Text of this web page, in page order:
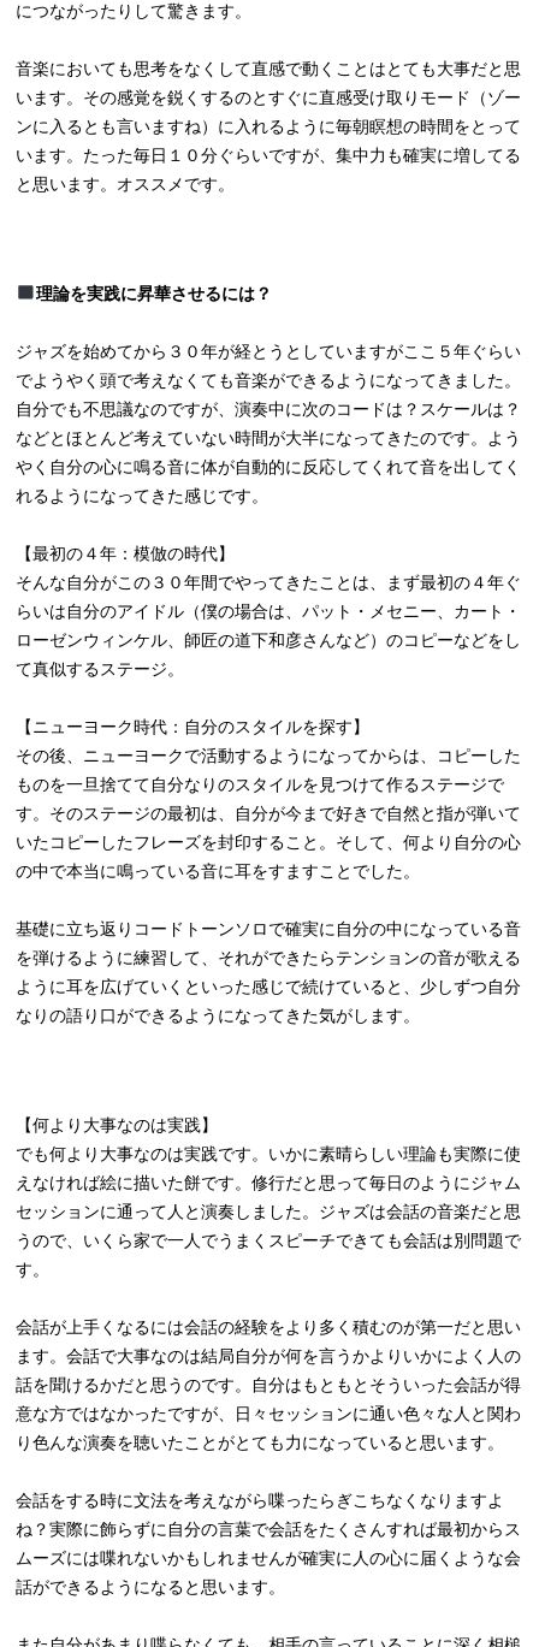
につながったりして驚きます。
音楽においても思考をなくして直感で動くことはとても大事だと思
います。その感覚を鋭くするのとすぐに直感受け取りモード（ゾー
ンに入るとも言いますね）に入れるように毎朝瞑想の時間をとって
います。たった毎日１０分ぐらいですが、集中力も確実に増してる
と思います。オススメです。
理論を実践に昇華させるには？
ジャズを始めてから３０年が経とうとしていますがここ５年ぐらい
でようやく頭で考えなくても音楽ができるようになってきました。
自分でも不思議なのですが、演奏中に次のコードは？スケールは？
などとほとんど考えていない時間が大半になってきたのです。よう
やく自分の心に鳴る音に体が自動的に反応してくれて音を出してく
れるようになってきた感じです。
【最初の４年：模倣の時代】
そんな自分がこの３０年間でやってきたことは、まず最初の４年ぐ
らいは自分のアイドル（僕の場合は、パット・メセニー、カート・
ローゼンウィンケル、師匠の道下和彦さんなど）のコピーなどをし
て真似するステージ。
【ニューヨーク時代：自分のスタイルを探す】
その後、ニューヨークで活動するようになってからは、コピーした
ものを一旦捨てて自分なりのスタイルを見つけて作るステージで
す。そのステージの最初は、自分が今まで好きで自然と指が弾いて
いたコピーしたフレーズを封印すること。そして、何より自分の心
の中で本当に鳴っている音に耳をすますことでした。
基礎に立ち返りコードトーンソロで確実に自分の中になっている音
を弾けるように練習して、それができたらテンションの音が歌える
ように耳を広げていくといった感じで続けていると、少しずつ自分
なりの語り口ができるようになってきた気がします。
【何より大事なのは実践】
でも何より大事なのは実践です。いかに素晴らしい理論も実際に使
えなければ絵に描いた餅です。修行だと思って毎日のようにジャム
セッションに通って人と演奏しました。ジャズは会話の音楽だと思
うので、いくら家で一人でうまくスピーチできても会話は別問題で
す。
会話が上手くなるには会話の経験をより多く積むのが第一だと思い
ます。会話で大事なのは結局自分が何を言うかよりいかによく人の
話を聞けるかだと思うのです。自分はもともとそういった会話が得
意な方ではなかったですが、日々セッションに通い色々な人と関わ
り色んな演奏を聴いたことがとても力になっていると思います。
会話をする時に文法を考えながら喋ったらぎこちなくなりますよ
ね？実際に飾らずに自分の言葉で会話をたくさんすれば最初からス
ムーズには喋れないかもしれませんが確実に人の心に届くような会
話ができるようになると思います。